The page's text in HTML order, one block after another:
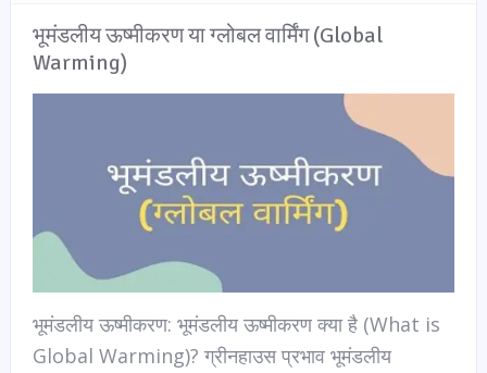
भूमंडलीय ऊष्मीकरण या ग्लोबल वार्मिंग (Global
Warming)
भूमंडलीय ऊष्मीकरण: भूमंडलीय ऊष्मीकरण क्या है (What is
Global Warming)? ग्रीनहाउस प्रभाव भूमंडलीय